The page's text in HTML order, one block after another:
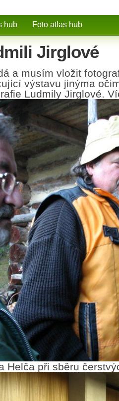
hub Foto atlas hub
Jirglové
a musím vložit
výstavu jinýma
Ludmily Jirglové.
Helča při sběru